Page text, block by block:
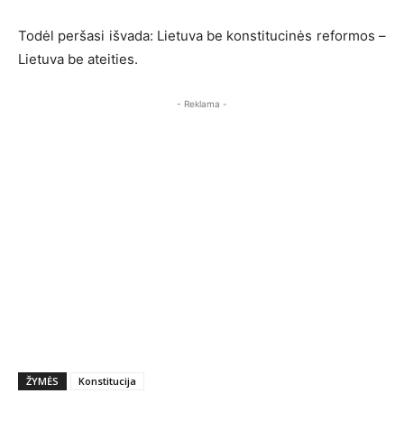
Todėl peršasi išvada: Lietuva be konstitucinės reformos –
Lietuva be ateities.
- Reklama -
ŽYMĖS Konstitucija